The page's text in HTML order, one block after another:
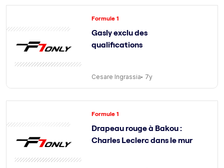
Formule 1
Gasly exclu des
qualifications
Cesare Ingrassia 7y
Formule 1
Drapeau rouge à Bakou :
Charles Leclerc dans le mur